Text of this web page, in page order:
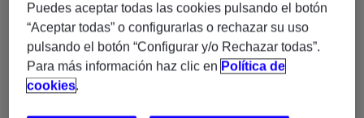
Una de las empresas más éticas del
mundo
Por duodécimo año consecutivo, ManpowerGroup ha sido
reconocida como una de las empresas más éticas del
Puedes aceptar todas las cookies pulsando el botón
“Aceptar todas” o configurarlas o rechazar su uso
pulsando el botón “Configurar y/o Rechazar todas”.
Para más información haz clic en Política de
cookies.